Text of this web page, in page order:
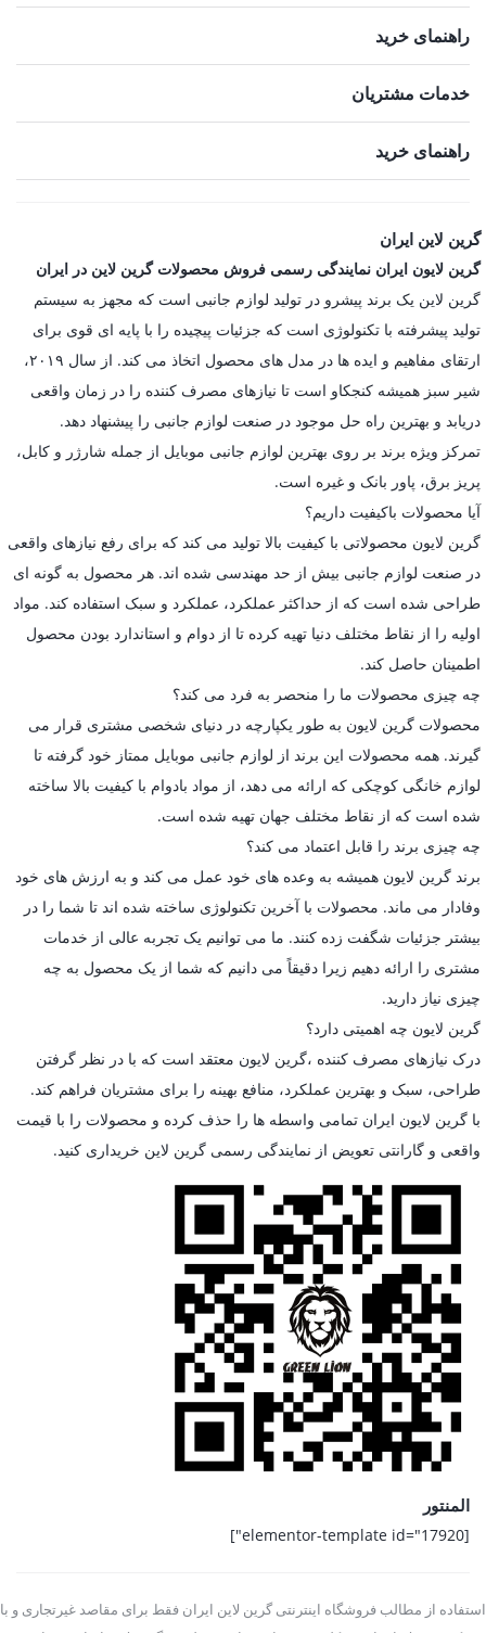
راهنمای خرید
خدمات مشتریان
راهنمای خرید
گرین لاین ایران
گرین لایون ایران نمایندگی رسمی فروش محصولات گرین لاین در ایران
گرین لاین یک برند پیشرو در تولید لوازم جانبی است که مجهز به سیستم
تولید پیشرفته با تکنولوژی است که جزئیات پیچیده را با پایه ای قوی برای
ارتقای مفاهیم و ایده ها در مدل های محصول اتخاذ می کند. از سال ۲۰۱۹،
شیر سبز همیشه کنجکاو است تا نیازهای مصرف کننده را در زمان واقعی
دریابد و بهترین راه حل موجود در صنعت لوازم جانبی را پیشنهاد دهد.
تمرکز ویژه برند بر روی بهترین لوازم جانبی موبایل از جمله شارژر و کابل،
پریز برق، پاور بانک و غیره است.
آیا محصولات باکیفیت داریم؟
گرین لایون محصولاتی با کیفیت بالا تولید می کند که برای رفع نیازهای واقعی
در صنعت لوازم جانبی بیش از حد مهندسی شده اند. هر محصول به گونه ای
طراحی شده است که از حداکثر عملکرد، عملکرد و سبک استفاده کند. مواد
اولیه را از نقاط مختلف دنیا تهیه کرده تا از دوام و استاندارد بودن محصول
اطمینان حاصل کند.
چه چیزی محصولات ما را منحصر به فرد می کند؟
محصولات گرین لایون به طور یکپارچه در دنیای شخصی مشتری قرار می
گیرند. همه محصولات این برند از لوازم جانبی موبایل ممتاز خود گرفته تا
لوازم خانگی کوچکی که ارائه می دهد، از مواد بادوام با کیفیت بالا ساخته
شده است که از نقاط مختلف جهان تهیه شده است.
چه چیزی برند را قابل اعتماد می کند؟
برند گرین لایون همیشه به وعده های خود عمل می کند و به ارزش های خود
وفادار می ماند. محصولات با آخرین تکنولوژی ساخته شده اند تا شما را در
بیشتر جزئیات شگفت زده کنند. ما می توانیم یک تجربه عالی از خدمات
مشتری را ارائه دهیم زیرا دقیقاً می دانیم که شما از یک محصول به چه
چیزی نیاز دارید.
گرین لایون چه اهمیتی دارد؟
درک نیازهای مصرف کننده ،گرین لایون معتقد است که با در نظر گرفتن
طراحی، سبک و بهترین عملکرد، منافع بهینه را برای مشتریان فراهم کند.
با گرین لایون ایران تمامی واسطه ها را حذف کرده و محصولات را با قیمت
واقعی و گارانتی تعویض از نمایندگی رسمی گرین لاین خریداری کنید.
المنتور
[elementor-template id="17920"]
استفاده از مطالب فروشگاه اینترنتی گرین لاین ایران فقط برای مقاصد غیرتجاری و با